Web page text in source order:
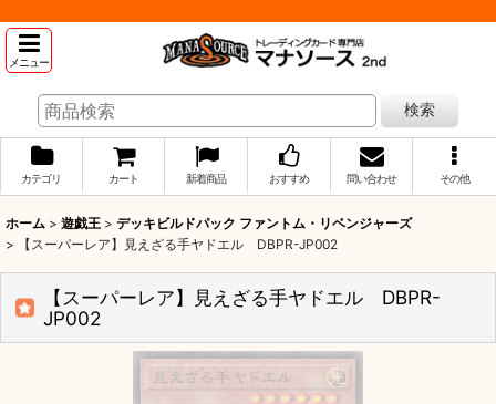
メニュー
検索
カテゴリ カート 新着商品 おすすめ 問い合わせ その他
ホーム > 遊戯王 > デッキビルドパック ファントム・リベンジャーズ
>
【スーパーレア】見えざる手ヤドエル DBPR-JP002
【スーパーレア】見えざる手ヤドエル DBPR-
JP002